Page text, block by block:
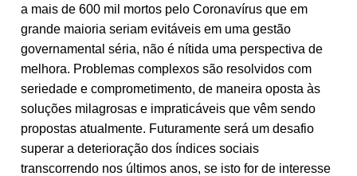
a mais de 600 mil mortos pelo Coronavírus que em
grande maioria seriam evitáveis em uma gestão
governamental séria, não é nítida uma perspectiva de
melhora. Problemas complexos são resolvidos com
seriedade e comprometimento, de maneira oposta às
soluções milagrosas e impraticáveis que vêm sendo
propostas atualmente. Futuramente será um desafio
superar a deterioração dos índices sociais
transcorrendo nos últimos anos, se isto for de interesse